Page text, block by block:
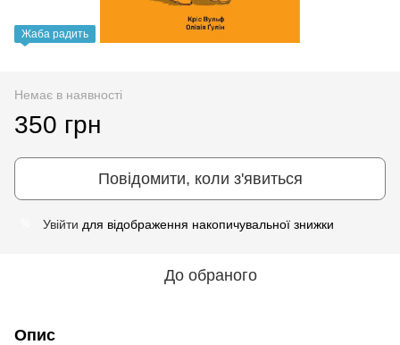
Жаба радить
Немає в наявності
350 грн
Повідомити, коли з'явиться
Увійти для відображення накопичувальної знижки
До обраного
Опис